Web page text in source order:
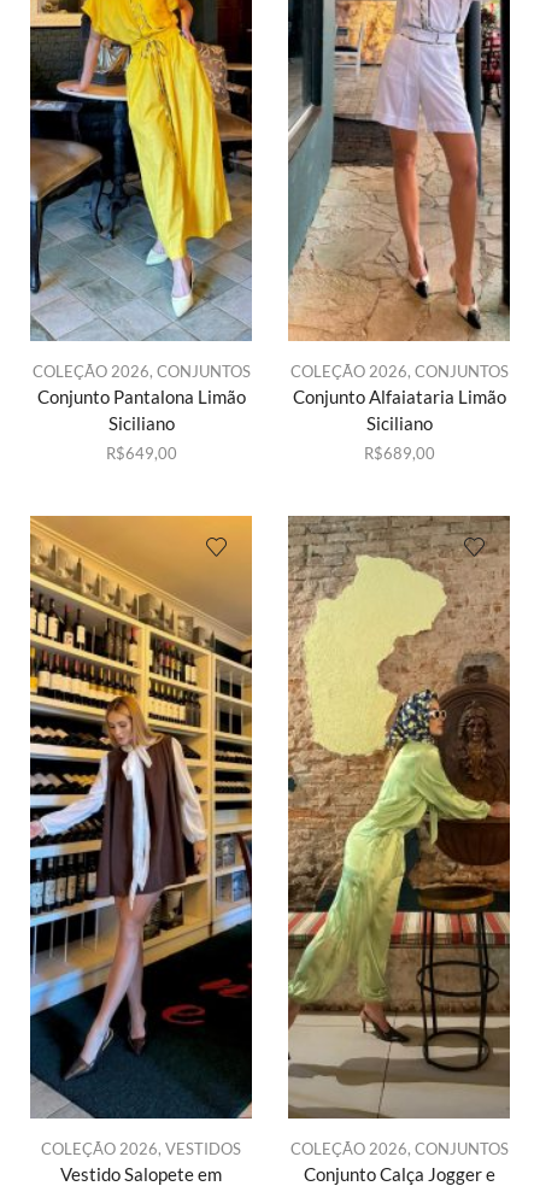
COLEÇÃO 2026, CONJUNTOS
Conjunto Pantalona Limão
Siciliano
R$649,00
COLEÇÃO 2026, CONJUNTOS
Conjunto Alfaiataria Limão
Siciliano
R$689,00
COLEÇÃO 2026, VESTIDOS
Vestido Salopete em
COLEÇÃO 2026, CONJUNTOS
Conjunto Calça Jogger e